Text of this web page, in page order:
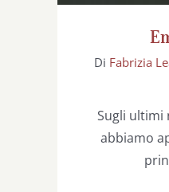
Di Fabrizia
Sugli ultimi
abbiamo